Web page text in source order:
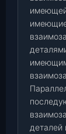
деталей